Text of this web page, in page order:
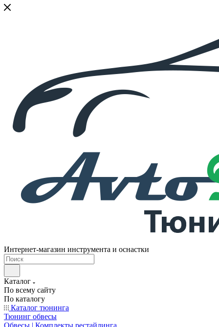
Интернет-магазин инструмента и оснастки
Каталог
По всему сайту
По каталогу
Каталог тюнинга
Тюнинг обвесы
Обвесы | Комплекты рестайлинга